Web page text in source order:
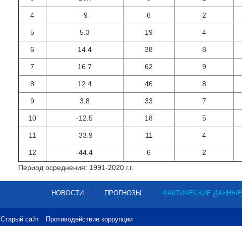
4 -9 6 2
5 5.3 19 4
6 14.4 38 8
7 16.7 62 9
8 12.4 46 8
9 3.8 33 7
10 -12.5 18 5
11 -33.9 11 4
12 -44.4 6 2
Период осреднения: 1991-2020 г.г.
НОВОСТИ ПРОГНОЗЫ ФАКТИЧЕСКИЕ ДАННЫЕ
Старый сайт Противодействие коррупции